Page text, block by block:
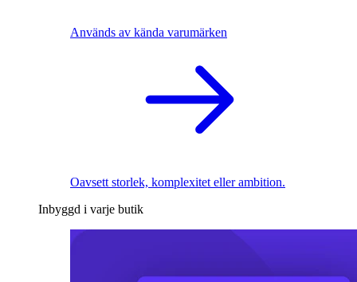
Används av kända varumärken
Oavsett storlek, komplexitet eller ambition.
Inbyggd i varje butik